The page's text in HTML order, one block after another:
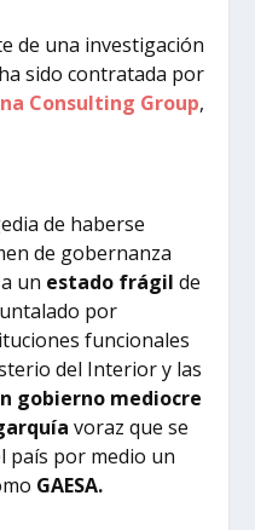
de una investigación
sido contratada por
Consulting Group,
de haberse
de gobernanza
un estado frágil de
por
funcionales
del Interior y las
gobierno mediocre
voraz que se
país por medio un
GAESA.